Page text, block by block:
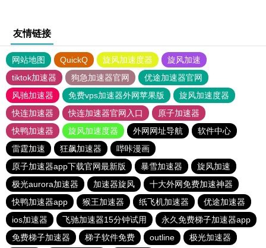
友情链接
网站地图 QuickQ 旋风加速度器
旋风加速
tiktok加速器
狗急加速器官网
优途加速器官网
风驰加速器
免费vps加速器外网苹果版
旋风加速度器
快连加速器
快连加速器官网入口
原子加速器
快鸭加速器
旋风加速度器 外网网址导航
软件中心
雷霆加速
狂飙加速器
哔咔漫画
原子加速器app下载官网最新版
暴雪加速器
旋风加速
极光aurora加速器
加速器旋风
十大外网免费加速神器
快鸭加速器app
猴王加速器 纸飞机加速器
优途加速器
ios加速器
飞驰加速器15分钟试用
永久免费梯子加速器app
免费梯子加速器
梯子软件免费 outline 极光加速器